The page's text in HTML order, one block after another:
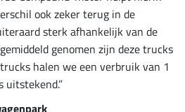
ook zeker terug in de
sterk afhankelijk van de
genomen zijn deze trucks
halen we een verbruik van 1
uitstekend.”